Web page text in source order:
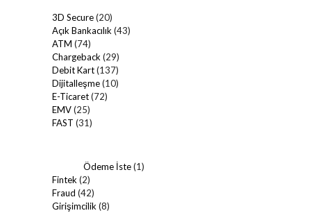
3D Secure(20)
Açık Bankacılık (43)
ATM (74)
Chargeback (29)
Debit Kart(137)
Dijitalleşme(10)
E-Ticaret(72)
EMV(25)
FAST (31)
Ödeme İste(1)
Fintek (2)
Fraud (42)
Girişimcilik (8)